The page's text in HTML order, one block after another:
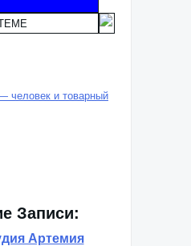
человек и товарный
Записи:
Артемия